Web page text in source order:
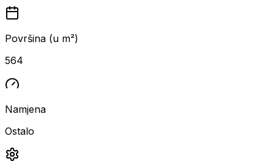
Površina (u m²)
564
Namjena
Ostalo